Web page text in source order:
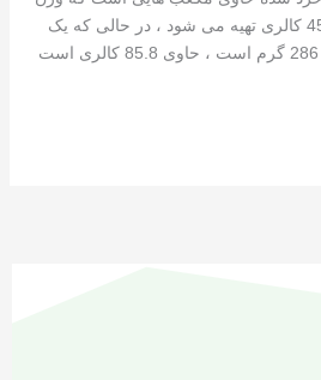
آن 152 گرم است ، بدن 45.6 کالری تهیه می شود ، در حالی که یک
بخش از هندوانه که وزن آن 286 گرم است ، حاوی 85.8 کالری است